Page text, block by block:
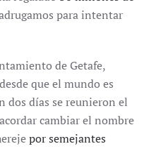
para intentar
de Getafe,
que el mundo es
dos días se reunieron el
cambiar el nombre
por semejantes